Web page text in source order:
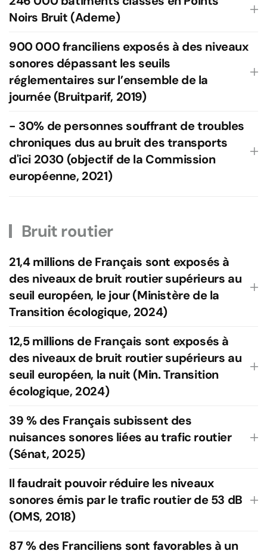
Noirs Bruit (Ademe)
900 000 franciliens exposés à des niveaux
sonores dépassant les seuils
réglementaires sur l’ensemble de la
journée (Bruitparif, 2019)
- 30% de personnes souffrant de troubles
chroniques dus au bruit des transports
d'ici 2030 (objectif de la Commission
européenne, 2021)
Bruit routier
21,4 millions de Français sont exposés à
des niveaux de bruit routier supérieurs au
seuil européen, le jour (Ministère de la
Transition écologique, 2024)
12,5 millions de Français sont exposés à
des niveaux de bruit routier supérieurs au
seuil européen, la nuit (Min. Transition
écologique, 2024)
39 % des Français subissent des
nuisances sonores liées au trafic routier
(Sénat, 2025)
Il faudrait pouvoir réduire les niveaux
sonores émis par le trafic routier de 53 dB
(OMS, 2018)
87 % des Franciliens sont favorables à un